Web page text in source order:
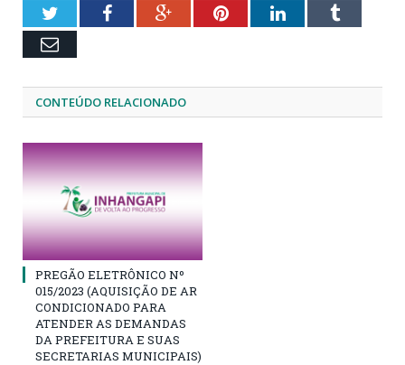
TwitterFacebookGoogle+PinterestLinkedInTumblr
Email
CONTEÚDO RELACIONADO
PREGÃO ELETRÔNICO Nº
015/2023 (AQUISIÇÃO DE AR
CONDICIONADO PARA
ATENDER AS DEMANDAS
DA PREFEITURA E SUAS
SECRETARIAS MUNICIPAIS)